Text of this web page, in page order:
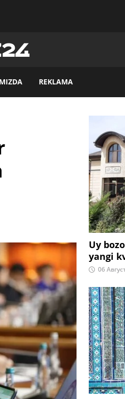
REKLAMA
Uy
yangi
06